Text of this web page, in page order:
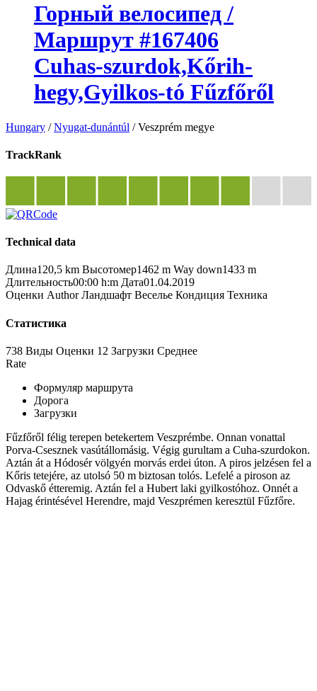
Горный велосипед /
Маршрут #167406
Cuhas-szurdok,Kőrih-
hegy,Gyilkos-tó Fűzfőről
Hungary /Nyugat-dunántúl /Veszprém megye
TrackRank
Technical data
Длина120,5 km Высотомер1462 m Way down1433 m
Длительность00:00 h:m Дата01.04.2019
Оценки Author Ландшафт Веселье Кондиция Техника
Статистика
738 Виды Оценки 12 Загрузки Среднее
Rate
Формуляр маршрута
Дорога
Загрузки
Fűzfőről félig terepen betekertem Veszprémbe. Onnan vonattal
Porva-Csesznek vasútállomásig. Végig gurultam a Cuha-szurdokon.
Aztán át a Hódosér völgyén morvás erdei úton. A piros jelzésen fel a
Kőris tetejére, az utolsó 50 m biztosan tolós. Lefelé a piroson az
Odvaskő étteremig. Aztán fel a Hubert laki gyilkostóhoz. Onnét a
Hajag érintésével Herendre, majd Veszprémen keresztül Fűzfőre.